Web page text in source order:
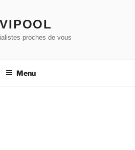
proches de vous
Menu